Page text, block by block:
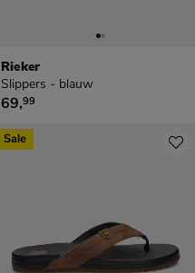
Rieker
Slippers - blauw
€ 69,99
69,99
Sale